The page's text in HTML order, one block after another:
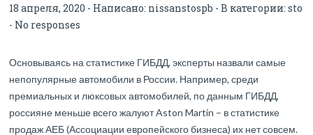
18 апреля, 2020 - Написано: nissanstospb - В категории:sto
- No responses
Основываясь на статистике ГИБДД, эксперты назвали самые
непопулярные автомобили в России. Например, среди
премиальных и люксовых автомобилей, по данным ГИБДД,
россияне меньше всего жалуют Aston Martin – в статистике
продаж АЕБ (Ассоциации европейского бизнеса) их нет совсем.